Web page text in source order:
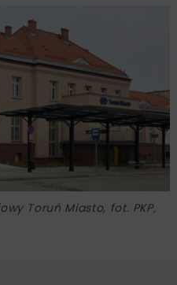
Toruń Miasto, fot. PKP,